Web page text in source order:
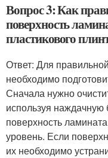
Вопрос 3: Как
поверхность
пластикового
Ответ: Для
необходимо
Сначала нужно
используя
поверхность
уровень. Если
их необходимо